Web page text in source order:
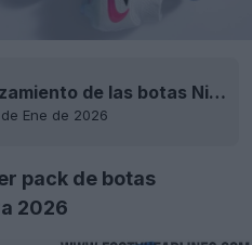
Lanzamiento de las botas Nike Tiempo Maestro y Ligera 2026 «Attack Pack» de última generación: primera combinación de colores del paquete principal
Ene de 2026
pack de botas
2026